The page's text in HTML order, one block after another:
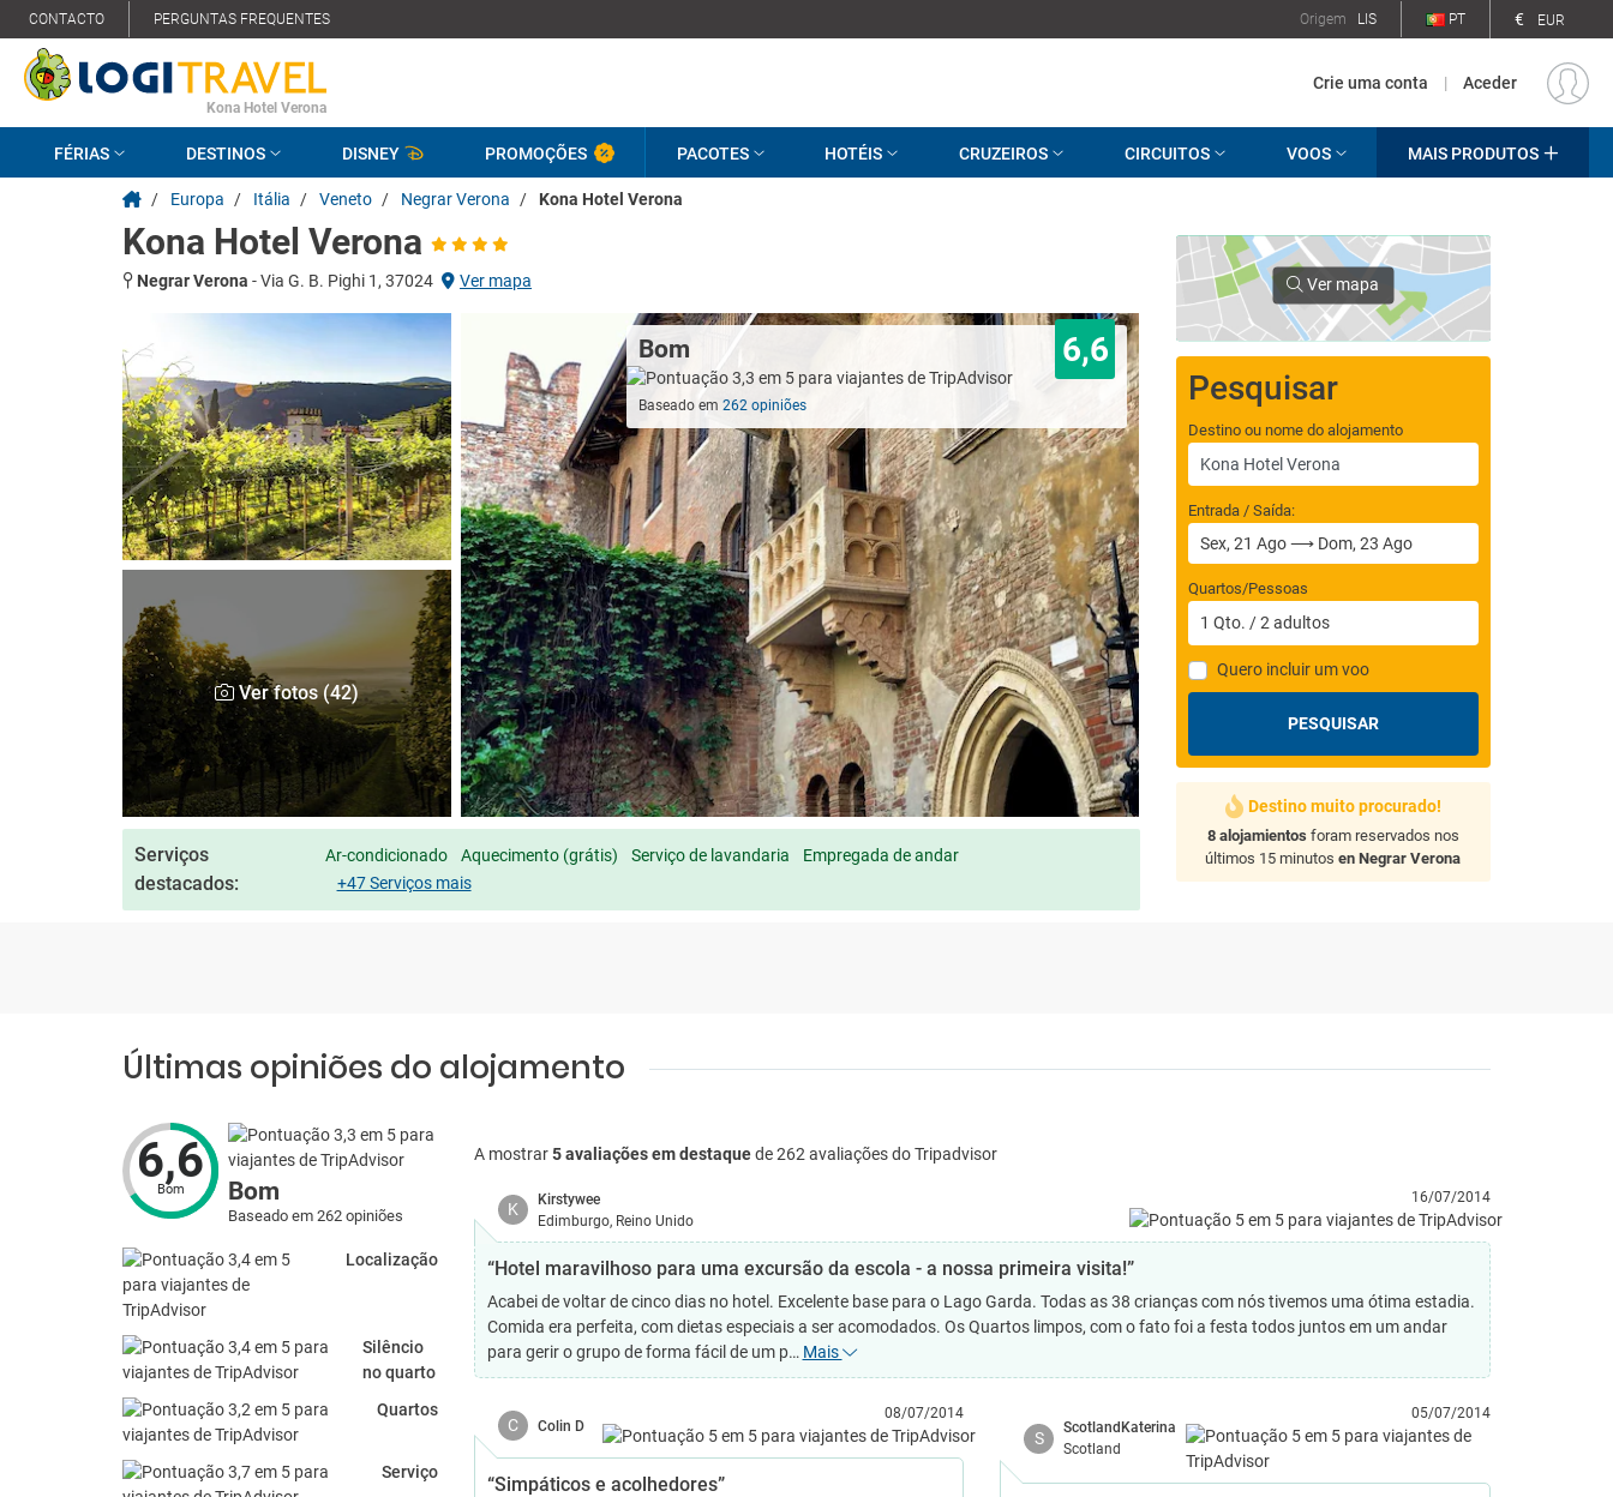
CONTACTO PERGUNTAS FREQUENTES Origem LIS PT € EUR
Kona Hotel Verona
Crie uma conta | Aceder
FÉRIAS DESTINOS DISNEY PROMOÇÕES PACOTES HOTÉIS CRUZEIROS CIRCUITOS VOOS MAIS PRODUTOS
/ Europa / Itália / Veneto / Negrar Verona / Kona Hotel Verona
Kona Hotel Verona
Negrar Verona -Via G. B. Pighi 1, 37024 Ver mapa
Ver fotos (42)
Bom 6,6
Baseado em262 opiniões
Serviços
destacados:
Ar-condicionado Aquecimento (grátis) Serviço de lavandaria
Empregada de andar
+47 Serviços mais
Ver mapa
Pesquisar
Destino ou nome do alojamento
Entrada / Saída:
Quartos/Pessoas
1 Qto. /2 adultos
Quero incluir um voo
PESQUISAR
Destino muito procurado!
8 alojamientos foram reservados nos
últimos 15 minutosen Negrar Verona
Últimas opiniões do alojamento
6,6
Bom Bom
Baseado em 262 opiniões
Localização
Silêncio
no quarto
Quartos
Serviço
A mostrar5 avaliações em destaquede 262 avaliações do Tripadvisor
K
Kirstywee
Edimburgo, Reino Unido
16/07/2014
“Hotel maravilhoso para uma excursão da escola - a nossa primeira visita!”
Acabei de voltar de cinco dias no hotel. Excelente base para o Lago Garda. Todas as 38 crianças com nós tivemos uma ótima estadia.
Comida era perfeita, com dietas especiais a ser acomodados. Os Quartos limpos, com o fato foi a festa todos juntos em um andar
para gerir o grupo de forma fácil de um p… Mais
C Colin D
08/07/2014
“Simpáticos e acolhedores”
S
ScotlandKaterina
Scotland
05/07/2014